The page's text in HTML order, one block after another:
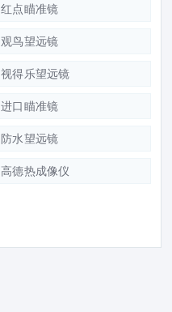
红点瞄准镜
观鸟望远镜
视得乐望远镜
进口瞄准镜
防水望远镜
高德热成像仪